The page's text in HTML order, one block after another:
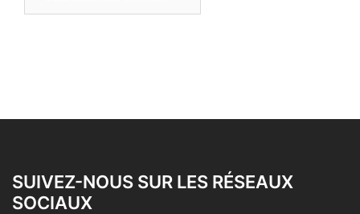
SUIVEZ-NOUS SUR LES RÉSEAUX
SOCIAUX